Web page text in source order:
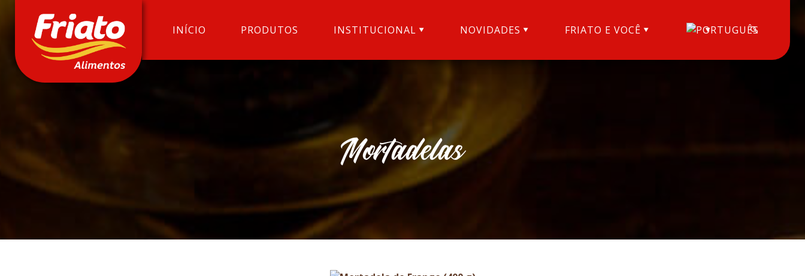
INÍCIO PRODUTOS INSTITUCIONAL NOVIDADES FRIATO E VOCÊ
Mortadelas